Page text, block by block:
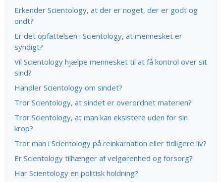
Erkender Scientology, at der er noget, der er godt og
ondt?
Er det opfattelsen i Scientology, at mennesket er
syndigt?
Vil Scientology hjælpe mennesket til at få kontrol over sit
sind?
Handler Scientology om sindet?
Tror Scientology, at sindet er overordnet materien?
Tror Scientology, at man kan eksistere uden for sin
krop?
Tror man i Scientology på reinkarnation eller tidligere liv?
Er Scientology tilhænger af velgørenhed og forsorg?
Har Scientology en politisk holdning?